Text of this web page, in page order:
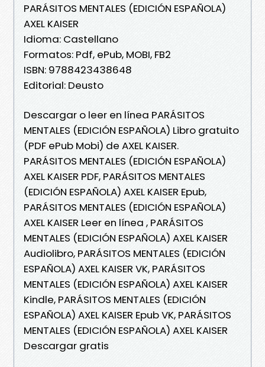
PARÁSITOS MENTALES (EDICIÓN ESPAÑOLA)
AXEL KAISER
Idioma: Castellano
Formatos: Pdf, ePub, MOBI, FB2
ISBN: 9788423438648
Editorial: Deusto
Descargar o leer en línea PARÁSITOS
MENTALES (EDICIÓN ESPAÑOLA) Libro gratuito
(PDF ePub Mobi) de AXEL KAISER.
PARÁSITOS MENTALES (EDICIÓN ESPAÑOLA)
AXEL KAISER PDF, PARÁSITOS MENTALES
(EDICIÓN ESPAÑOLA) AXEL KAISER Epub,
PARÁSITOS MENTALES (EDICIÓN ESPAÑOLA)
AXEL KAISER Leer en línea , PARÁSITOS
MENTALES (EDICIÓN ESPAÑOLA) AXEL KAISER
Audiolibro, PARÁSITOS MENTALES (EDICIÓN
ESPAÑOLA) AXEL KAISER VK, PARÁSITOS
MENTALES (EDICIÓN ESPAÑOLA) AXEL KAISER
Kindle, PARÁSITOS MENTALES (EDICIÓN
ESPAÑOLA) AXEL KAISER Epub VK, PARÁSITOS
MENTALES (EDICIÓN ESPAÑOLA) AXEL KAISER
Descargar gratis